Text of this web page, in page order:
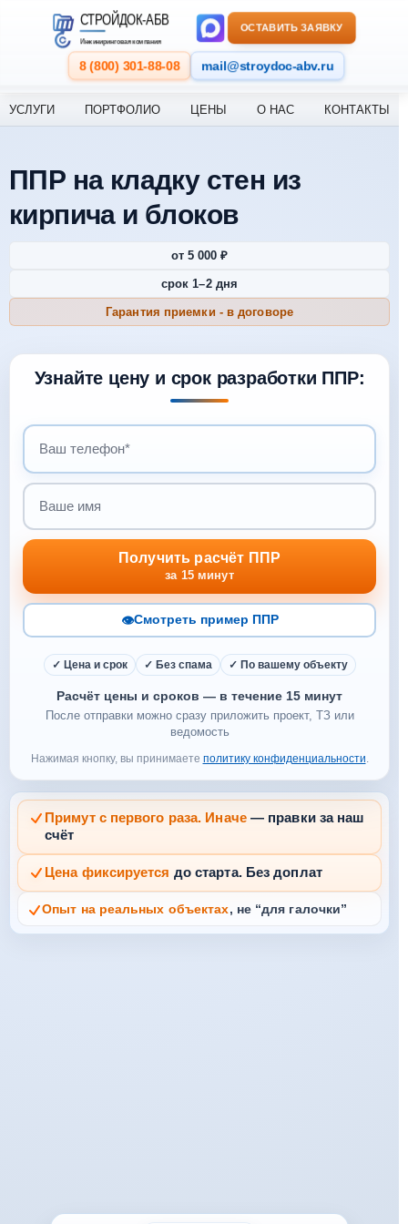
Перейти к содержанию
СТРОЙДОК-АБВ
Инжиниринговая компания
8 (800) 301-88-08 mail@stroydoc-abv.ru
ОСТАВИТЬ ЗАЯВКУ
УСЛУГИ ПОРТФОЛИО ЦЕНЫ О НАС КОНТАКТЫ
ППР на кладку стен из
кирпича и блоков
от 5 000 ₽
срок 1–2 дня
Гарантия приемки - в договоре
Узнайте цену и срок разработки ППР:
Ваш телефон
Ваше имя
Получить расчёт ППР
за 15 минут
👁Смотреть пример ППР
✓ Цена и срок ✓ Без спама ✓ По вашему объекту
Расчёт цены и сроков — в течение 15 минут
После отправки можно сразу приложить проект, ТЗ или
ведомость
Нажимая кнопку, вы принимаете политику конфиденциальности
Примут с первого раза. Иначе— правки за наш
счёт
Цена фиксируется до старта. Без доплат
Опыт на реальных объектах, не “для галочки”